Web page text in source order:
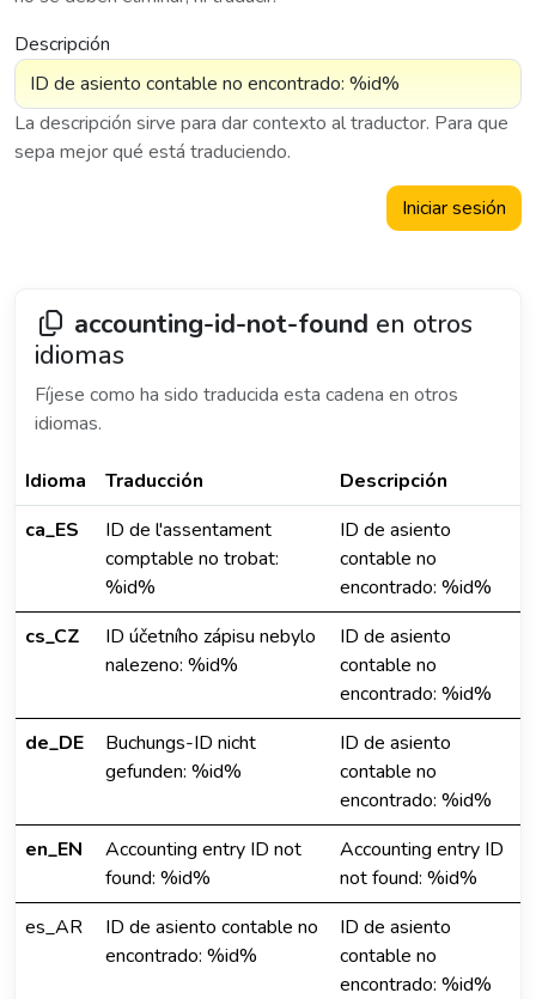
Descripción
La descripción sirve para dar contexto al traductor. Para que
sepa mejor qué está traduciendo.
Iniciar sesión
accounting-id-not-found en otros
idiomas
Fíjese como ha sido traducida esta cadena en otros
idiomas.
Idioma Traducción
Descripción
ca_ES
ID de l'assentament
comptable no trobat:
%id%
ID de asiento
contable no
encontrado: %id%
cs_CZ
ID účetního zápisu nebylo
nalezeno: %id%
ID de asiento
contable no
encontrado: %id%
de_DE
Buchungs-ID nicht
gefunden: %id%
ID de asiento
contable no
encontrado: %id%
en_EN
Accounting entry ID not
found: %id%
Accounting entry ID
not found: %id%
es_AR
ID de asiento contable no
encontrado: %id%
ID de asiento
contable no
encontrado: %id%